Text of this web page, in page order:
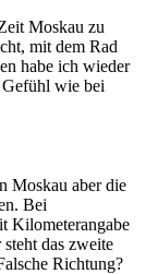
Moskau zu
mit dem Rad
habe ich wieder
wie bei
Moskau aber die
Bei
Kilometerangabe
das zweite
Richtung?